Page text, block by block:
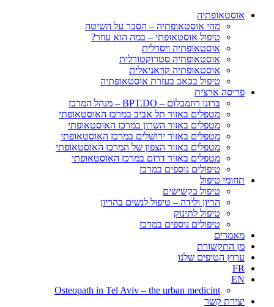
אוסטאופתיה
מהי אוסטאופתיה – הסבר על השיטה
טיפול אוסטאופתי – במה הוא עוזר?
אוסטאופתיה ויסרלית
אוסטאופתיה סטרוקטורלית
אוסטאופתיה קראניאלית
טיפול בכאב בעזרת אוסטאופתיה
פריסה ארצית
ברונו רוזמבלום – BPT.DO – מנהל המרכז
מטפלים באזור תל אביב במרכז האוסטאופתי
מטפלים באזור השרון במרכז האוסטאופתי
מטפלים באזור ירושלים במרכז האוסטאופתי
מטפלים באזור הצפון של המרכז האוסטאופתי
מטפלים באזור דרום במרכז האוסטאופתי
טיפולים נוספים במרכז
תחומי טיפול
טיפול בקשישים
הריון ולידה – טיפול לנשים בהריון
טיפול לתינוק
טיפולים נוספים במרכז
מאמרים
מן התקשורת
ערוץ הטיפים שלנו
FR
EN
Osteopath in Tel Aviv – the urban medicint
יצירת קשר